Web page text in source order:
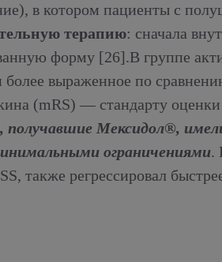
в котором пациенты с
терапию: сначала
форму[26].В группе
более выраженное по
(mRS) — стандарту
Мексидол®,
ограничениями.
также регрессировал